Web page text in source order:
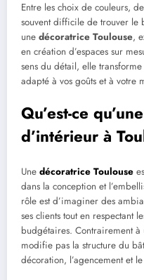
Entre les choix de couleurs,
souvent difficile de trouver le
une décoratrice Toulouse,
en création d’espaces sur
sens du détail, elle
adapté à vos goûts et à votre
Qu’est-ce
d’intérieur à
Une décoratrice Toulouse
dans la conception et
rôle est d’imaginer des
ses clients tout en respectant
budgétaires. Contrairement
modifie pas la structure du
décoration, l’agencement et